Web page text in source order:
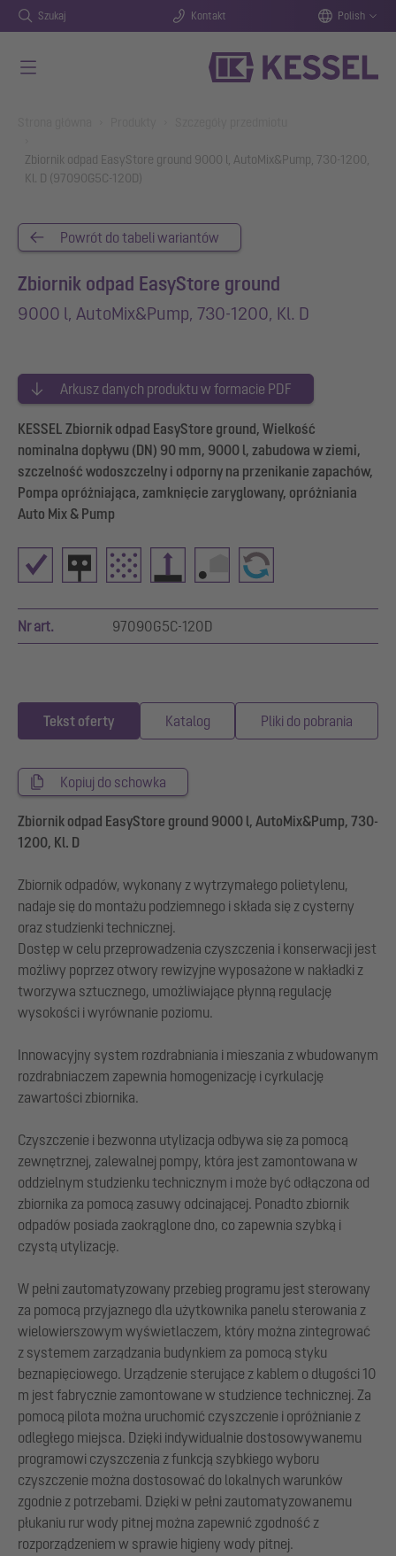
Szukaj Kontakt Polish
Zbiornik odpad EasyStore ground 9000 l, AutoMix&Pump, 730-1200,
Kl. D (97090G5C-120D)
Powrót do tabeli wariantów
Zbiornik odpad EasyStore ground
9000 l, AutoMix&Pump, 730-1200, Kl. D
Arkusz danych produktu w formacie PDF
KESSEL Zbiornik odpad EasyStore ground, Wielkość
nominalna dopływu (DN) 90 mm, 9000 l, zabudowa w ziemi,
szczelność wodoszczelny i odporny na przenikanie zapachów,
Pompa opróżniająca, zamknięcie zaryglowany, opróżniania
Auto Mix & Pump
Nr art. 97090G5C-120D
Tekst oferty Katalog Pliki do pobrania
Kopiuj do schowka
Zbiornik odpad EasyStore ground 9000 l, AutoMix&Pump, 730-
1200, Kl. D
Zbiornik odpadów, wykonany z wytrzymałego polietylenu,
nadaje się do montażu podziemnego i składa się z cysterny
oraz studzienki technicznej.
Dostęp w celu przeprowadzenia czyszczenia i konserwacji jest
możliwy poprzez otwory rewizyjne wyposażone w nakładki z
tworzywa sztucznego, umożliwiające płynną regulację
wysokości i wyrównanie poziomu.
Innowacyjny system rozdrabniania i mieszania z wbudowanym
rozdrabniaczem zapewnia homogenizację i cyrkulację
zawartości zbiornika.
Czyszczenie i bezwonna utylizacja odbywa się za pomocą
zewnętrznej, zalewalnej pompy, która jest zamontowana w
oddzielnym studzienku technicznym i może być odłączona od
zbiornika za pomocą zasuwy odcinającej. Ponadto zbiornik
odpadów posiada zaokrąglone dno, co zapewnia szybką i
czystą utylizację.
W pełni zautomatyzowany przebieg programu jest sterowany
za pomocą przyjaznego dla użytkownika panelu sterowania z
wielowierszowym wyświetlaczem, który można zintegrować
z systemem zarządzania budynkiem za pomocą styku
beznapięciowego. Urządzenie sterujące z kablem o długości 10
m jest fabrycznie zamontowane w studzience technicznej. Za
pomocą pilota można uruchomić czyszczenie i opróżnianie z
odległego miejsca. Dzięki indywidualnie dostosowywanemu
programowi czyszczenia z funkcją szybkiego wyboru
czyszczenie można dostosować do lokalnych warunków
zgodnie z potrzebami. Dzięki w pełni zautomatyzowanemu
płukaniu rur wody pitnej można zapewnić zgodność z
rozporządzeniem w sprawie higieny wody pitnej.